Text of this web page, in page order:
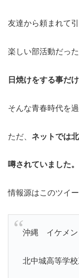
友達から頼まれて
楽しい部活動だっ
日焼けをする事だ
そんな青春時代を
ただ、 ネットでは
噂されていました。
情報源はこのツイー
沖縄 イケメ
北中城高等学